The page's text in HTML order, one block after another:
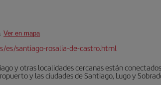
Ver en mapa
es/santiago-rosalia-de-castro.html
y otras localidades cercanas están
y las ciudades de Santiago, Lugo y